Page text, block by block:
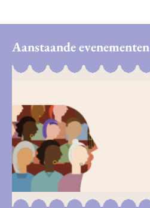
Aanstaande evenementen